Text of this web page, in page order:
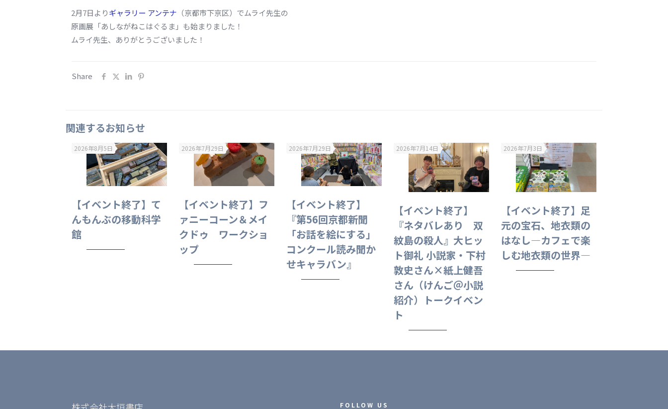
2月7日よりギャラリー アンテナ （京都市下京区）でムライ先生の
原画展「あしながねこはぐるま」も始まりました！
ムライ先生、ありがとうございました！
Share
関連するお知らせ
2026年8月5日
【イベント終了】て
んもんぶの移動科学
館
2026年7月29日
【イベント終了】フ
ァニーコーン＆メイ
クドゥ ワークショ
ップ
2026年7月29日
【イベント終了】
『第56回京都新聞
「お話を絵にする」
コンクール読み聞か
せキャラバン』
2026年7月14日
【イベント終了】
『ネタバレあり 双
紋島の殺人』大ヒッ
ト御礼 小説家・下村
敦史さん×紙上健吾
さん（けんご＠小説
紹介）トークイベン
ト
2026年7月3日
【イベント終了】足
元の宝石、地衣類の
はなし—カフェで楽
しむ地衣類の世界—
FOLLOW US